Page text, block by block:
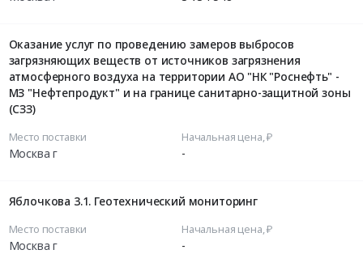
Оказание услуг по проведению замеров выбросов
загрязняющих веществ от источников загрязнения
атмосферного воздуха на территории АО "НК "Роснефть" -
МЗ "Нефтепродукт" и на границе санитарно-защитной зоны
(СЗЗ)
Место поставки
Москва г
Начальная цена, ₽
-
Яблочкова 3.1. Геотехнический мониторинг
Место поставки
Москва г
Начальная цена, ₽
-